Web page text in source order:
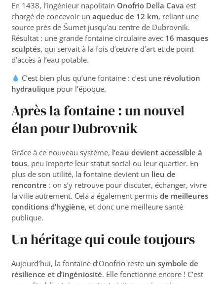
En 1438, l’ingénieur napolitain Onofrio Della Cava est
chargé de concevoir unaqueduc de 12 km, reliant une
source près de Šumet jusqu’au centre de Dubrovnik.
Résultat : une grande fontaine circulaire avec 16 masques
sculptés, qui servait à la fois d’œuvre d’art et de point
d’accès à l’eau potable.
C’est bien plus qu’une fontaine : c’est une révolution
hydraulique pour l’époque.
Après la fontaine : un nouvel
élan pour Dubrovnik
Grâce à ce nouveau système, l’eau devient accessible à
tous, peu importe leur statut social ou leur quartier. En
plus de son utilité, la fontaine devient un lieu de
rencontre : on s’y retrouve pour discuter, échanger, vivre
la ville autrement. Cela a également permisde meilleures
conditions d’hygiène, et donc une meilleure santé
publique.
Un héritage qui coule toujours
Aujourd’hui, la fontaine d’Onofrio reste un symbole de
résilience et d’ingéniosité. Elle fonctionne encore ! C’est